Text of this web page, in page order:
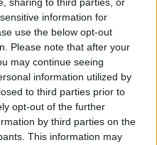
information for
use the below opt-out
Please note that after your
may continue seeing
information utilized by
to third parties prior to
opt-out of the further
by third parties on the
This information may